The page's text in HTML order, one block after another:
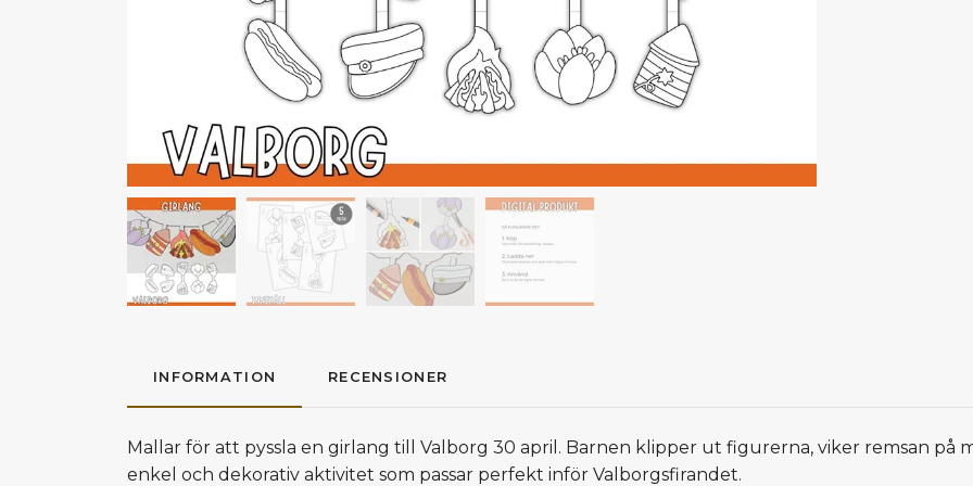
INFORMATION RECENSIONER
Mallar för att pyssla en girlang till Valborg 30 april. Barnen klipper ut figurerna, viker remsan på
enkel och dekorativ aktivitet som passar perfekt inför Valborgsfirandet.